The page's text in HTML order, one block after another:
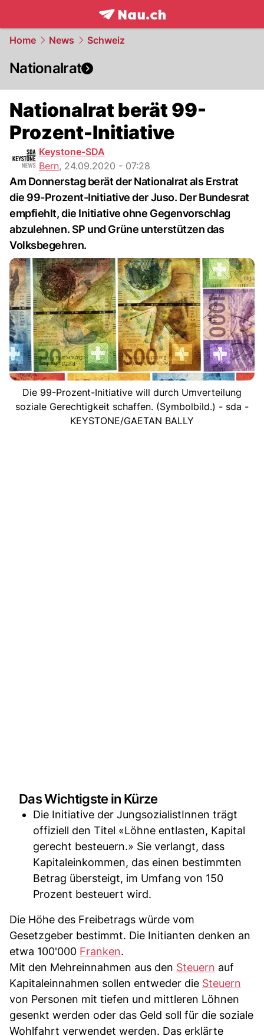
frontpage.NAU.ch
Home News Schweiz
Nationalrat
Nationalrat berät 99-
Prozent-Initiative
Keystone-SDA
Bern, 24.09.2020 - 07:28
Am Donnerstag berät der Nationalrat als Erstrat
die 99-Prozent-Initiative der Juso. Der Bundesrat
empfiehlt, die Initiative ohne Gegenvorschlag
abzulehnen. SP und Grüne unterstützen das
Volksbegehren.
Die 99-Prozent-Initiative will durch Umverteilung
soziale Gerechtigkeit schaffen. (Symbolbild.) - sda -
KEYSTONE/GAETAN BALLY
Das Wichtigste in Kürze
Die Initiative der JungsozialistInnen trägt
offiziell den Titel «Löhne entlasten, Kapital
gerecht besteuern.» Sie verlangt, dass
Kapitaleinkommen, das einen bestimmten
Betrag übersteigt, im Umfang von 150
Prozent besteuert wird.
Die Höhe des Freibetrags würde vom
Gesetzgeber bestimmt. Die Initianten denken an
etwa 100'000 Franken.
Mit den Mehreinnahmen aus den Steuern auf
Kapitaleinnahmen sollen entweder die Steuern
von Personen mit tiefen und mittleren Löhnen
gesenkt werden oder das Geld soll für die soziale
Wohlfahrt verwendet werden. Das erklärte